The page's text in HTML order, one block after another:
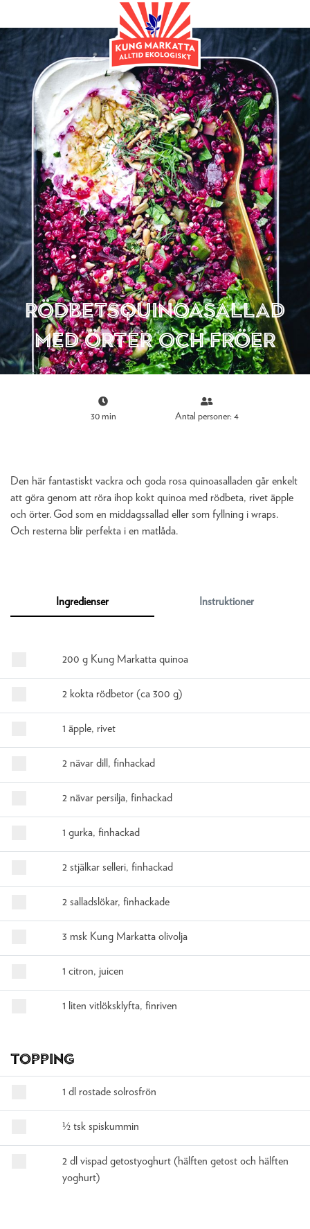
Rödbetsquinoasallad
med örter och fröer
Huvudrätt
30 min Antal personer: 4
Den här fantastiskt vackra och goda rosa quinoasalladen går enkelt
att göra genom att röra ihop kokt quinoa med rödbeta, rivet äpple
och örter. God som en middagssallad eller som fyllning i wraps.
Och resterna blir perfekta i en matlåda.
Ingredienser Instruktioner
200 g Kung Markatta quinoa
2 kokta rödbetor (ca 300 g)
1 äpple, rivet
2 nävar dill, finhackad
2 nävar persilja, finhackad
1 gurka, finhackad
2 stjälkar selleri, finhackad
2 salladslökar, finhackade
3 msk Kung Markatta olivolja
1 citron, juicen
1 liten vitlöksklyfta, finriven
Topping
1 dl rostade solrosfrön
½ tsk spiskummin
2 dl vispad getostyoghurt (hälften getost och hälften
yoghurt)